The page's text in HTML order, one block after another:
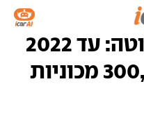
רן דנאי, מנכ"ל טויוטה: עד 2022
השוק יגיע ל-300,000 מכוניות